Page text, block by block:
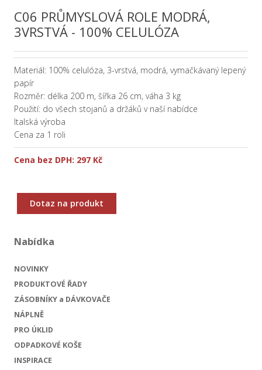
C06 PRŮMYSLOVÁ ROLE MODRÁ,
3VRSTVÁ - 100% CELULÓZA
Materiál: 100% celulóza, 3-vrstvá, modrá, vymačkávaný lepený
papír
Rozměr: délka 200 m, šířka 26 cm, váha 3 kg
Použití: do všech stojanů a držáků v naší nabídce
Italská výroba
Cena za 1 roli
Cena bez DPH: 297 Kč
Dotaz na produkt
Nabídka
NOVINKY
PRODUKTOVÉ ŘADY
ZÁSOBNÍKY a DÁVKOVAČE
NÁPLNĚ
PRO ÚKLID
ODPADKOVÉ KOŠE
INSPIRACE